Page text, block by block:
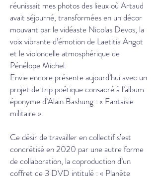
réunissait mes photos des lieux où Artaud
avait séjourné, transformées en un décor
mouvant par le vidéaste Nicolas Devos, la
voix vibrante d’émotion de Laetitia Angot
et le violoncelle atmosphérique de
Pénélope Michel.
Envie encore présente aujourd’hui avec un
projet de trip poétique consacré à l’album
éponyme d’Alain Bashung : « Fantaisie
militaire ».
Ce désir de travailler en collectif s’est
concrétisé en 2020 par une autre forme
de collaboration, la coproduction d’un
coffret de 3 DVD intitulé : « Planète